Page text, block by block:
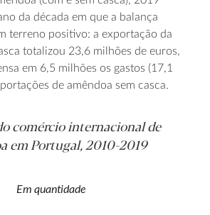
da década em que a balança
terreno positivo: a exportação da
totalizou 23,6 milhões de euros,
em 6,5 milhões os gastos (17,1
de amêndoa sem casca.
comércio internacional de
em Portugal, 2010-2019
Em quantidade